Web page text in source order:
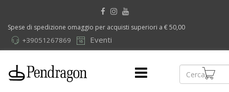
Spese di spedizione omaggio per acquisti superiori a € 50,00
Eventi
+39051267869